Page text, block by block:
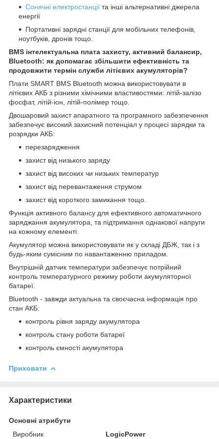
Сонячні електростанції та інші альтернативні джерела
енергії
Портативні зарядні станції для мобільних телефонів,
ноутбуків, дронів тощо.
BMS інтелектуальна плата захисту, активний балансир,
Bluetooth: як допомагає збільшити ефективність та
продовжити термін служби літієвих акумуляторів?
Плати SMART BMS Bluetooth можна використовувати в
літієвих АКБ з різними хімічними властивостями: літій-залізо
фосфат, літій-іон, літій-полімер тощо.
Двошаровий захист апаратного та програмного забезпечення
забезпечує високий захисний потенціал у процесі зарядки та
розрядки АКБ:
перезарядження
захист від низького заряду
захист від високих чи низьких температур
захист від перевантаження струмом
захист від короткого замикання тощо.
Функція активного балансу для ефективного автоматичного
заряджання акумулятора, та підтримання однакової напруги
на кожному елементі.
Акумулятор можна використовувати як у складі ДБЖ, так і з
будь-яким сумісним по навантаженню приладом.
Внутрішній датчик температури забезпечує потрійний
контроль температурного режиму роботи акумуляторної
батареї.
Bluetooth - завжди актуальна та своєчасна інформація про
стан АКБ:
контроль рівня заряду акумулятора
контроль стану роботи батареї
контроль ємності акумулятора
Приховати
Характеристики
Основні атрибути
Виробник
LogicPower